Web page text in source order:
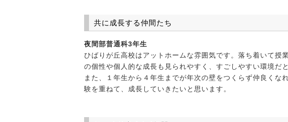
共に成長する仲間たち
夜間部普通科3年生
ひばりが丘高校はアットホームな雰囲気です。落ち着いて授
の個性や個人的な成長も見られやすく、すごしやすい環境だ
また、１年生から４年生までが年次の壁をつくらず仲良くな
験を重ねて、成長していきたいと思います。